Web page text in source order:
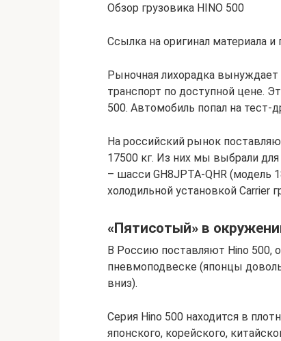
Обзор грузовика HINO 500
Ссылка на оригинал материала и
Рыночная лихорадка
транспорт по доступной цене.
500. Автомобиль попал на тест-
На российский рынок
17500 кг. Из них мы выбрали
– шасси GH8JPTA-QHR (модель
холодильной установкой Carrier
«Пятисотый» в
В Россию поставляют Hino 500,
пневмоподвеске (японцы
вниз).
Серия Hino 500 находится в
японского, корейского,